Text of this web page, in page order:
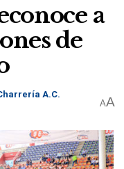
a
de
A.C.
AA